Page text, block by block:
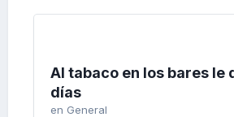
Al tabaco en los bares le
días
en General